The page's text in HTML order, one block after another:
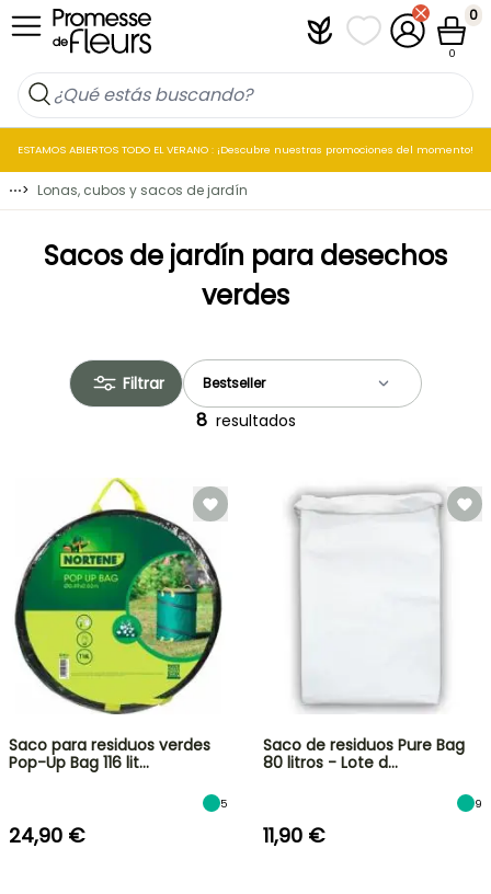
Ir al contenido PlantfitMis listas de
Mi cuenta
Cesta
0
0
ESTAMOS ABIERTOS TODO EL VERANO : ¡Descubre nuestras promociones del momento!
⋯> Lonas, cubos y sacos de jardín
Sacos de jardín para desechos
verdes
Filtrar
8 resultados
Saco para residuos verdes
Pop-Up Bag 116 lit…
5
24,90 €
Saco de residuos Pure Bag
80 litros - Lote d…
9
11,90 €